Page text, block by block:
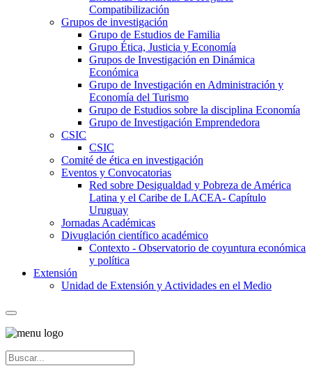
Compatibilización
Grupos de investigación
Grupo de Estudios de Familia
Grupo Ética, Justicia y Economía
Grupos de Investigación en Dinámica
Económica
Grupo de Investigación en Administración y
Economía del Turismo
Grupo de Estudios sobre la disciplina Economía
Grupo de Investigación Emprendedora
CSIC
CSIC
Comité de ética en investigación
Eventos y Convocatorias
Red sobre Desigualdad y Pobreza de América
Latina y el Caribe de LACEA- Capítulo
Uruguay
Jornadas Académicas
Divuglación científico académico
Contexto - Observatorio de coyuntura económica
y política
Extensión
Unidad de Extensión y Actividades en el Medio